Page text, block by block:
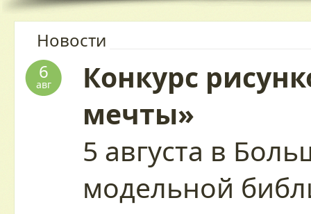
Новости
6
авг
Конкурс
мечты»
5 августа в
модельной